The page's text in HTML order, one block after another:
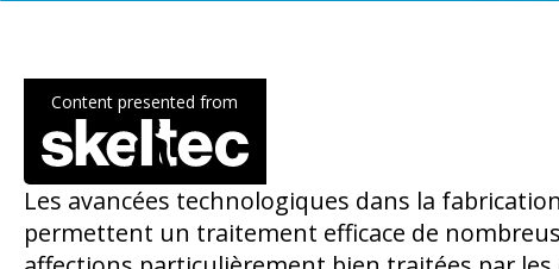
Content presented from
Les avancées technologiques dans la
permettent un traitement efficace de